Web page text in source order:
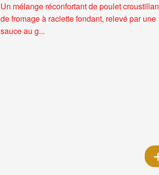
Un mélange réconfortant de poulet
de fromage à raclette fondant, relevé par une
sauce au g...